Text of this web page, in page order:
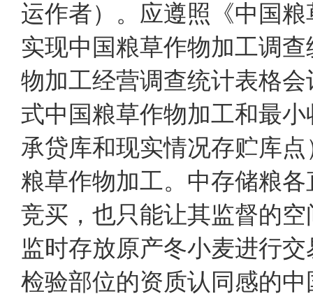
运作者）。应遵照《中国
实现中国粮草作物加工调
物加工经营调查统计表格
式中国粮草作物加工和最
承贷库和现实情况存贮库
粮草作物加工。中存储粮
竞买，也只能让其监督的
监时存放原产冬小麦进行
检验部位的资质认同感的